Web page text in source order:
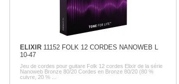
ELIXIR 11152 FOLK 12 CORDES NANOWEB L
10-47
Jeu de cordes pour guitare Folk 12 cordes Elixir de la série
Nanoweb Bronze 80/20 Cordes en Bronze 80/20 (80 %
cuivre, 20 % ...